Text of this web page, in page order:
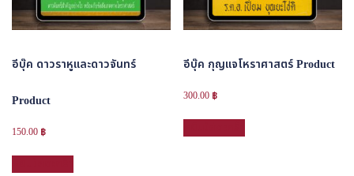
อีบุ๊ค ดาวราหูและดาวจันทร์
Product
150.00 ฿
อีบุ๊ค กุญแจโหราศาสตร์ Product
300.00 ฿